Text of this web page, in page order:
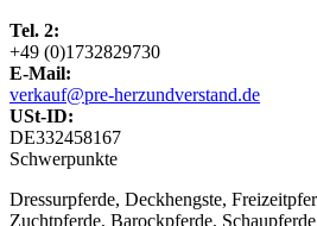
Tel. 2:
+49 (0)1732829730
E-Mail:
verkauf@pre-herzundverstand.de
USt-ID:
DE332458167
Schwerpunkte
Dressurpferde, Deckhengste,
Zuchtpferde, Barockpferde,